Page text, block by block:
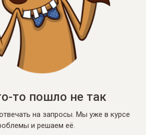
то пошло не так
на запросы. Мы уже в курсе
и решаем её.